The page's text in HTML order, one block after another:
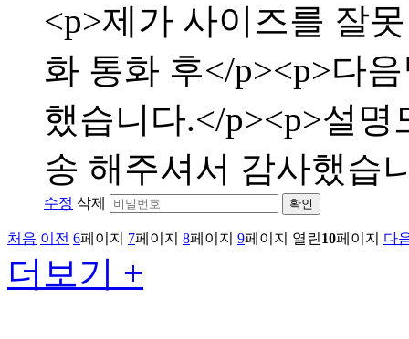
<p>제가 사이즈를 잘
화 통화 후</p><p>다
했습니다.</p><p>설
송 해주셔서 감사했습
수정 삭제 확인
처음 이전 6페이지 7페이지 8페이지 9페이지 열린10페이지 다
더보기 +